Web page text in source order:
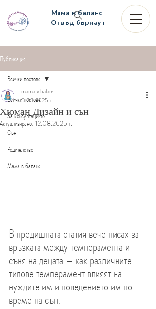
Мама в баланс
Отвъд бърнаут
Публикация
Всички постове
За консултациите
Сън
Родителство
Мама в баланс
Всички постове
Хюман Дизайн и сън
mama v balans
5.05.2025 г.
Актуализирано: 12.08.2025 г.
В предишната статия вече писах за
връзката между темперамента и
съня на децата – как различните
типове темперамент влияят на
нуждите им и поведението им по
време на сън.